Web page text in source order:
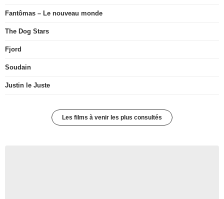
Fantômas – Le nouveau monde
The Dog Stars
Fjord
Soudain
Justin le Juste
Les films à venir les plus consultés